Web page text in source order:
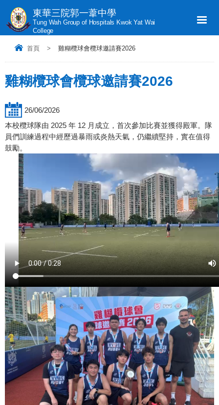
東華三院郭一葦中學
Tung Wah Group of Hospitals Kwok Yat Wai
College
首頁 > 雞糊欖球會欖球邀請賽2026
雞糊欖球會欖球邀請賽2026
26/06/2026
本校欖球隊由 2025 年 12 月成立，首次參加比賽並獲得殿軍。隊
員們訓練過程中經歷過暴雨或炎熱天氣，仍繼續堅持，實在值得
鼓勵。